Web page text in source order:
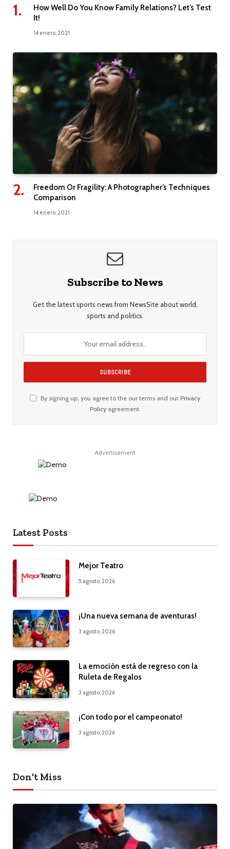
How Well Do You Know Family Relations? Let’s Test
It!
14 enero, 2021
Freedom Or Fragility: A Photographer’s Techniques
Comparison
14 enero, 2021
Subscribe to News
Get the latest sports news from NewsSite about world,
sports and politics.
By signing up, you agree to the our terms and our Privacy
Policyagreement.
Advertisement
Latest Posts
Mejor Teatro
5 agosto, 2026
¡Una nueva semana de aventuras!
3 agosto, 2026
La emoción está de regreso con la
Ruleta de Regalos
3 agosto, 2026
¡Con todo por el campeonato!
3 agosto, 2026
Don't Miss